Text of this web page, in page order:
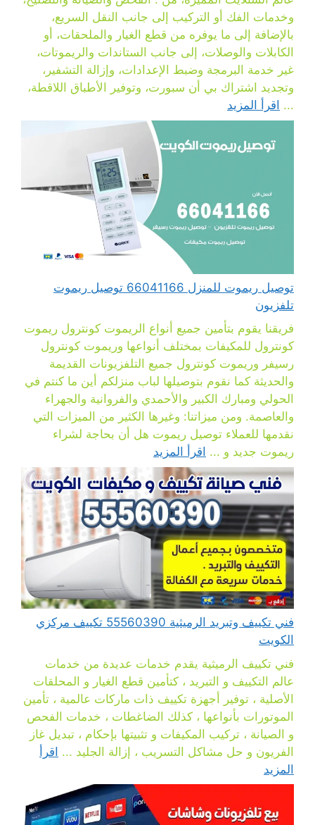
وخدمات الفك أو التركيب إلى جانب النقل السريع،
بالإضافة إلى ما يوفره من قطع الغيار والملحقات، أو
الكابلات والوصلات، إلى جانب الستاندات والريموتات،
غير خدمة البرمجة وضبط الإعدادات، وإزالة التشفير،
وتجديد اشتراك بي أن سبورت، وتوفير الأطباق اللاقطة،
... اقرأ المزيد
توصيل ريموت للمنزل 66041166 توصيل ريموت
تلفزيون
فريقنا يقوم بتأمين جميع أنواع الريموت كونترول ريموت
كونترول للمكيفات بمختلف أنواعها وريموت كونترول
رسيفر وريموت كونترول جميع التلفزيونات القديمة
والحديثة كما نقوم بتوصيلها لباب منزلكم أين ما كنتم في
الحولي ومبارك الكبير والأحمدي والفروانية والجهراء
والعاصمة. ومن ميزاتنا: وغيرها الكثير من الميزات التي
نقدمها للعملاء توصيل ريموت هل أن بحاجة لشراء
ريموت جديد و ... اقرأ المزيد
فني تكييف وتبريد الرميثية 55560390 تكييف مركزي
الكويت
فني تكييف الرميثية يقدم خدمات عديدة من خدمات
عالم التكييف و التبريد ، كتأمين قطع الغيار و المحلقات
الأصلية ، توفير أجهزة تكييف ذات ماركات عالمية ، تأمين
الموتورات بأنواعها ، كذلك الضاغطات ، خدمات الفحص
و الصيانة ، تركيب المكيفات و تثبيتها بإحكام ، تبديل غاز
الفريون و حل مشاكل التسريب ، إزالة الجليد ... اقرأ
المزيد